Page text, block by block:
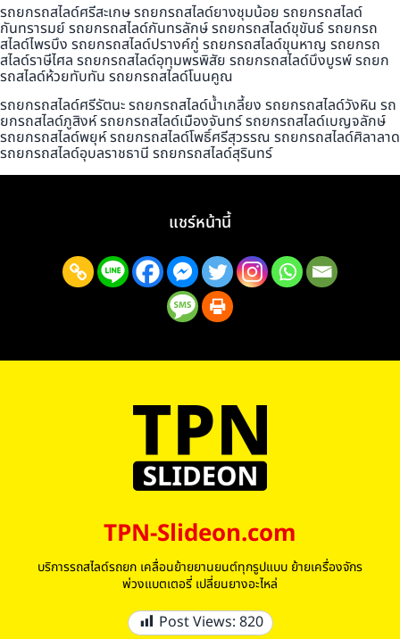
รถยกรถสไลด์ศรีสะเกษ รถยกรถสไลด์ยางชุมน้อย รถยกรถสไลด์
กันทรารมย์ รถยกรถสไลด์กันทรลักษ์ รถยกรถสไลด์ขุขันธ์ รถยกรถ
สไลด์ไพรบึง รถยกรถสไลด์ปรางค์กู่ รถยกรถสไลด์ขุนหาญ รถยกรถ
สไลด์ราษีไศล รถยกรถสไลด์อุทุมพรพิสัย รถยกรถสไลด์บึงบูรพ์ รถยก
รถสไลด์ห้วยทับทัน รถยกรถสไลด์โนนคูณ
รถยกรถสไลด์ศรีรัตนะ รถยกรถสไลด์น้ำเกลี้ยง รถยกรถสไลด์วังหิน รถ
ยกรถสไลด์ภูสิงห์ รถยกรถสไลด์เมืองจันทร์ รถยกรถสไลด์เบญจลักษ์
รถยกรถสไลด์พยุห์ รถยกรถสไลด์โพธิ์ศรีสุวรรณ รถยกรถสไลด์ศิลาลาด
รถยกรถสไลด์อุบลราชธานี รถยกรถสไลด์สุรินทร์
แชร์หน้านี้
TPN-Slideon.com
บริการรถสไลด์รถยก เคลื่อนย้ายยานยนต์ทุกรูปแบบ ย้ายเครื่องจักร
พ่วงแบตเตอรี่ เปลี่ยนยางอะไหล่
Post Views: 820